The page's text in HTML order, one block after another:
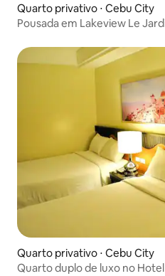
Quarto privativo ⋅ Cebu City
Pousada em Lakeview Le
Quarto privativo ⋅ Cebu City
Quarto duplo de luxo no